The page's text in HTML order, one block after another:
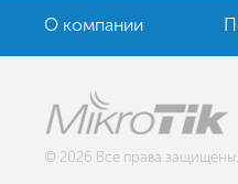
О компании
© 2026 Все права защищены.